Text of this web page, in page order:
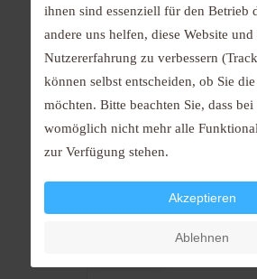
20151018_173107
DSCF6222
ihnen sind essenziell für den Betrieb
andere uns helfen, diese Website und
Nutzererfahrung zu verbessern
können selbst entscheiden, ob Sie
möchten. Bitte beachten Sie, dass
womöglich nicht mehr alle
zur Verfügung stehen.
Akzeptieren
Ablehnen